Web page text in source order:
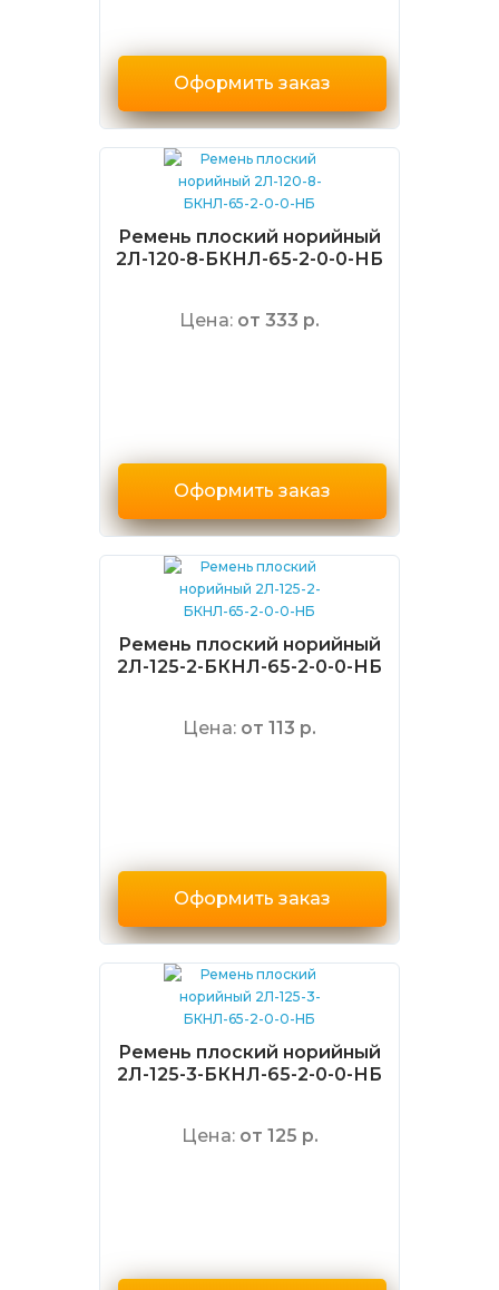
Оформить заказ
Ремень плоский норийный
2Л-120-8-БКНЛ-65-2-0-0-НБ
Цена: от 333 р.
Оформить заказ
Ремень плоский норийный
2Л-125-2-БКНЛ-65-2-0-0-НБ
Цена: от 113 р.
Оформить заказ
Ремень плоский норийный
2Л-125-3-БКНЛ-65-2-0-0-НБ
Цена: от 125 р.